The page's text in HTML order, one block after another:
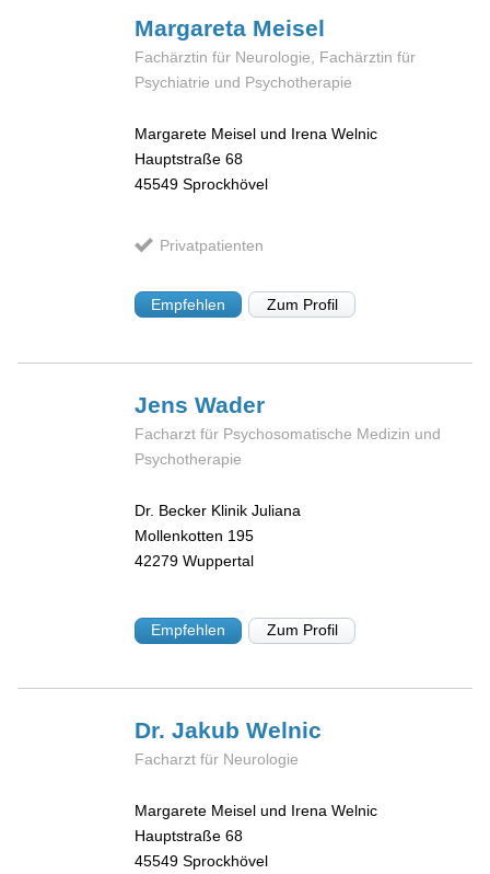
Margareta Meisel
Fachärztin für Neurologie, Fachärztin für
Psychiatrie und Psychotherapie
Margarete Meisel und Irena Welnic
Hauptstraße 68
45549 Sprockhövel
Privatpatienten
Empfehlen Zum Profil
JensWader
Facharzt für Psychosomatische Medizin und
Psychotherapie
Dr. Becker Klinik Juliana
Mollenkotten 195
42279 Wuppertal
Empfehlen Zum Profil
Dr. JakubWelnic
Facharzt für Neurologie
Margarete Meisel und Irena Welnic
Hauptstraße 68
45549 Sprockhövel